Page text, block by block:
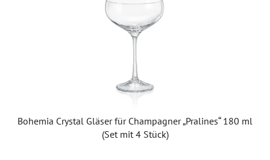
Bohemia Crystal Gläser für Champagner „Pralines“ 180 ml
(Set mit 4 Stück)